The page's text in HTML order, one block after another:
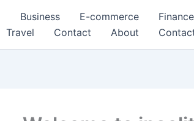
Business E-commerce Finance
Travel Contact About